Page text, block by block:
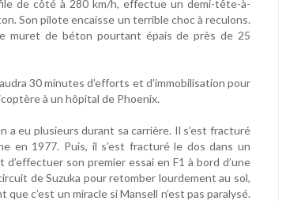
de côté à 280 km/h, effectue un demi-tête-à-
Son pilote encaisse un terrible choc à reculons.
muret de béton pourtant épais de près de 25
30 minutes d’efforts et d’immobilisation pour
à un hôpital de Phoenix.
a eu plusieurs durant sa carrière. Il s’est fracturé
en 1977. Puis, il s’est fracturé le dos dans un
son premier essai en F1 à bord d’une
de Suzuka pour retomber lourdement au sol,
c’est un miracle si Mansell n’est pas paralysé.